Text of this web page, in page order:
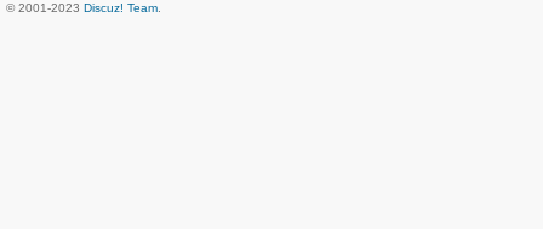
© 2001-2023 Discuz! Team